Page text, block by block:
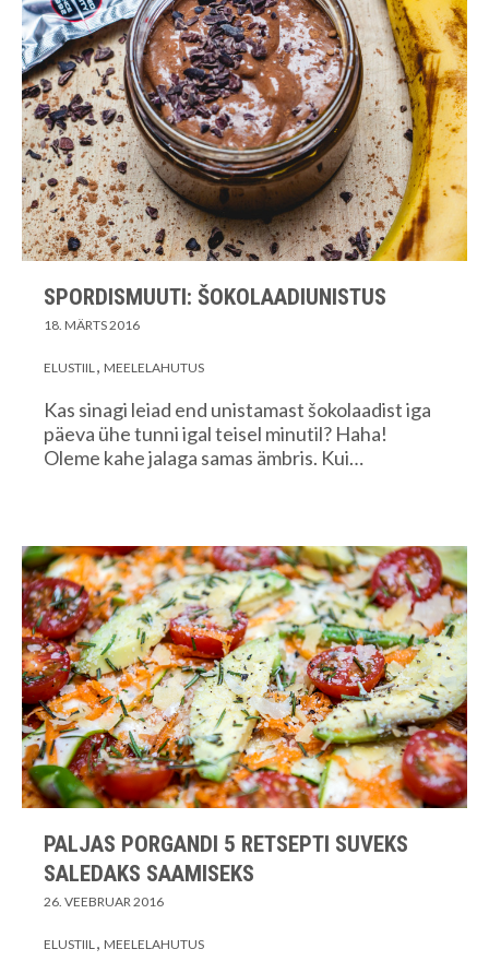
SPORDISMUUTI: ŠOKOLAADIUNISTUS
18. MÄRTS 2016
ELUSTIIL MEELELAHUTUS
Kas sinagi leiad end unistamast šokolaadist iga
päeva ühe tunni igal teisel minutil? Haha!
Oleme kahe jalaga samas ämbris. Kui…
PALJAS PORGANDI 5 RETSEPTI SUVEKS
SALEDAKS SAAMISEKS
26. VEEBRUAR 2016
ELUSTIIL MEELELAHUTUS